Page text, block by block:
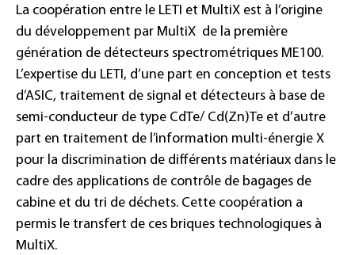
La coopération entre le LETI et MultiX est à l’origine
du développement par MultiX de la première
génération de détecteurs spectrométriques ME100.
L’expertise du LETI, d’une part en conception et tests
d’ASIC, traitement de signal et détecteurs à base de
semi-conducteur de type CdTe/ Cd(Zn)Te et d’autre
part en traitement de l’information multi-énergie X
pour la discrimination de différents matériaux dans le
cadre des applications de contrôle de bagages de
cabine et du tri de déchets. Cette coopération a
permis le transfert de ces briques technologiques à
MultiX.